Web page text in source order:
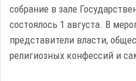
собрание в зале
состоялось 1 августа. В
представители власти,
религиозных конфессий и